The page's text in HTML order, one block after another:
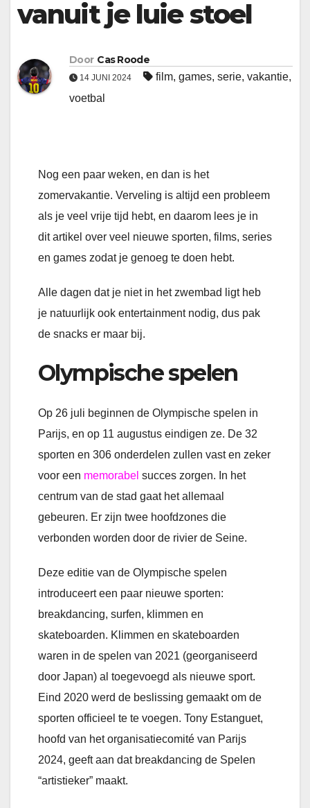
vanuit je luie stoel
Door Cas Roode
14 JUNI 2024 film, games, serie, vakantie,
voetbal
Nog een paar weken, en dan is het
zomervakantie. Verveling is altijd een probleem
als je veel vrije tijd hebt, en daarom lees je in
dit artikel over veel nieuwe sporten, films, series
en games zodat je genoeg te doen hebt.
Alle dagen dat je niet in het zwembad ligt heb
je natuurlijk ook entertainment nodig, dus pak
de snacks er maar bij.
Olympische spelen
Op 26 juli beginnen de Olympische spelen in
Parijs, en op 11 augustus eindigen ze. De 32
sporten en 306 onderdelen zullen vast en zeker
voor een memorabel succes zorgen. In het
centrum van de stad gaat het allemaal
gebeuren. Er zijn twee hoofdzones die
verbonden worden door de rivier de Seine.
Deze editie van de Olympische spelen
introduceert een paar nieuwe sporten:
breakdancing, surfen, klimmen en
skateboarden. Klimmen en skateboarden
waren in de spelen van 2021 (georganiseerd
door Japan) al toegevoegd als nieuwe sport.
Eind 2020 werd de beslissing gemaakt om de
sporten officieel te te voegen. Tony Estanguet,
hoofd van het organisatiecomité van Parijs
2024, geeft aan dat breakdancing de Spelen
“artistieker” maakt.